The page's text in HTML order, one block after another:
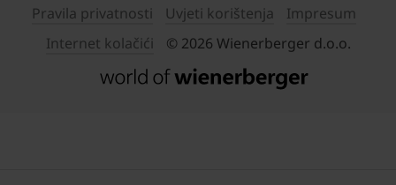
Pravila privatnosti Uvjeti korištenja
Impresum
Internet kolačići
© 2026 Wienerberger d.o.o.